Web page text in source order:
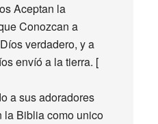
Aceptan la
Conozcan a
verdadero, y a
envíó a la tierra. [
a sus adoradores
la Biblia como unico